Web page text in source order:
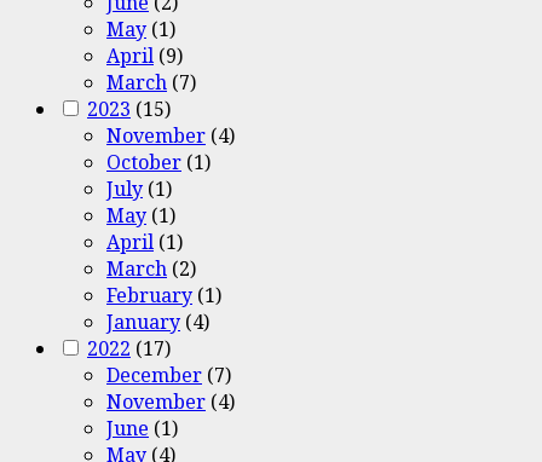
May (1)
April (9)
March (7)
2023 (15)
November (4)
October (1)
July (1)
May (1)
April (1)
March (2)
February (1)
January (4)
2022 (17)
December (7)
November (4)
June (1)
May (4)